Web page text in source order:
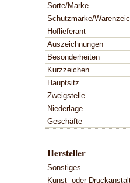
Sorte/Marke
Schutzmarke/
Hoflieferant
Auszeichnungen
Besonderheiten
Kurzzeichen
Hauptsitz
Zweigstelle
Niederlage
Geschäfte
Hersteller
Sonstiges
Kunst- oder